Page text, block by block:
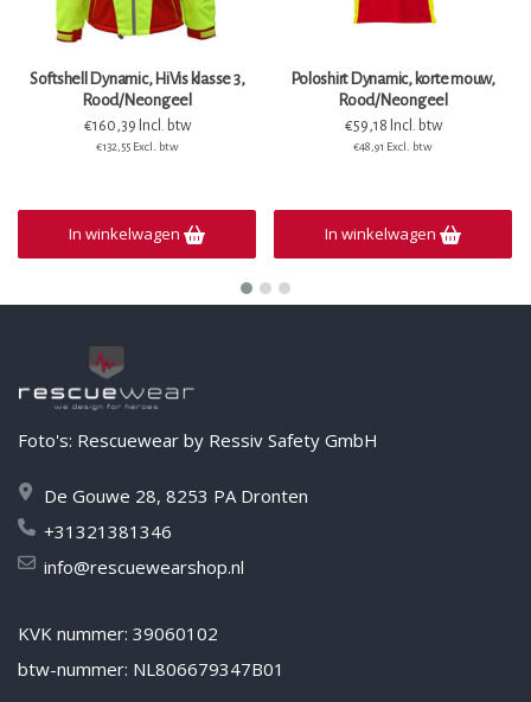
Softshell Dynamic, HiVis klasse 3,
Rood/Neongeel
€160,39 Incl. btw
€132,55 Excl. btw
In winkelwagen
Poloshirt Dynamic, korte mouw,
Rood/Neongeel
€59,18 Incl. btw
€48,91 Excl. btw
In winkelwagen
Foto's: Rescuewear by Ressiv Safety GmbH
De Gouwe 28, 8253 PA Dronten
+31321381346
info@rescuewearshop.nl
KVK nummer: 39060102
btw-nummer: NL806679347B01